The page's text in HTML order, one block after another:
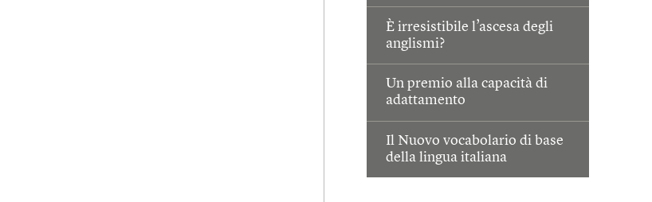
È irresistibile l’ascesa degli
anglismi?
Un premio alla capacità di
adattamento
Il Nuovo vocabolario di base
della lingua italiana